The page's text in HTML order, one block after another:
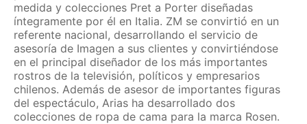
medida y colecciones Pret a Porter diseñadas
íntegramente por él en Italia. ZM se convirtió en un
referente nacional, desarrollando el servicio de
asesoría de Imagen a sus clientes y convirtiéndose
en el principal diseñador de los más importantes
rostros de la televisión, políticos y empresarios
chilenos. Además de asesor de importantes figuras
del espectáculo, Arias ha desarrollado dos
colecciones de ropa de cama para la marca Rosen.